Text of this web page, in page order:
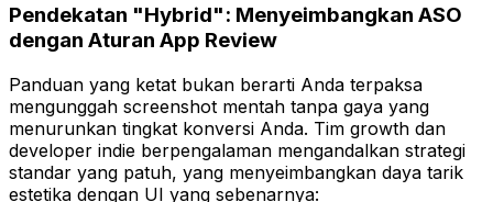
Pendekatan "Hybrid": Menyeimbangkan ASO
dengan Aturan App Review
Panduan yang ketat bukan berarti Anda terpaksa
mengunggah screenshot mentah tanpa gaya yang
menurunkan tingkat konversi Anda. Tim growth dan
developer indie berpengalaman mengandalkan strategi
standar yang patuh, yang menyeimbangkan daya tarik
estetika dengan UI yang sebenarnya: